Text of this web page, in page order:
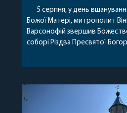
5 серпня, у день
Божої Матері, митрополит
Варсонофій звершив
соборі Різдва Пресвятої
Його Високопреосвященству
священному сані. Під час
особливі молитви за мир в